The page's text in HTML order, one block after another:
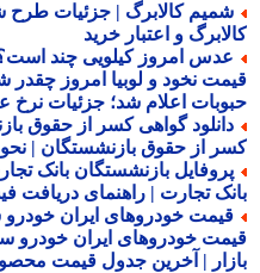
کالابرگ | جزئیات طرح
و اعتبار خرید
امروز کیلویی چند است؟؛
نخود و لوبیا امروز چقدر
اعلام شد؛ جزئیات نرخ
گواهی کسر از حقوق
از حقوق بازنشستگان | نحوه
بازنشستگان بانک تجارت
تجارت | راهنمای دریافت
| آخرین جدول قیمت محصولات